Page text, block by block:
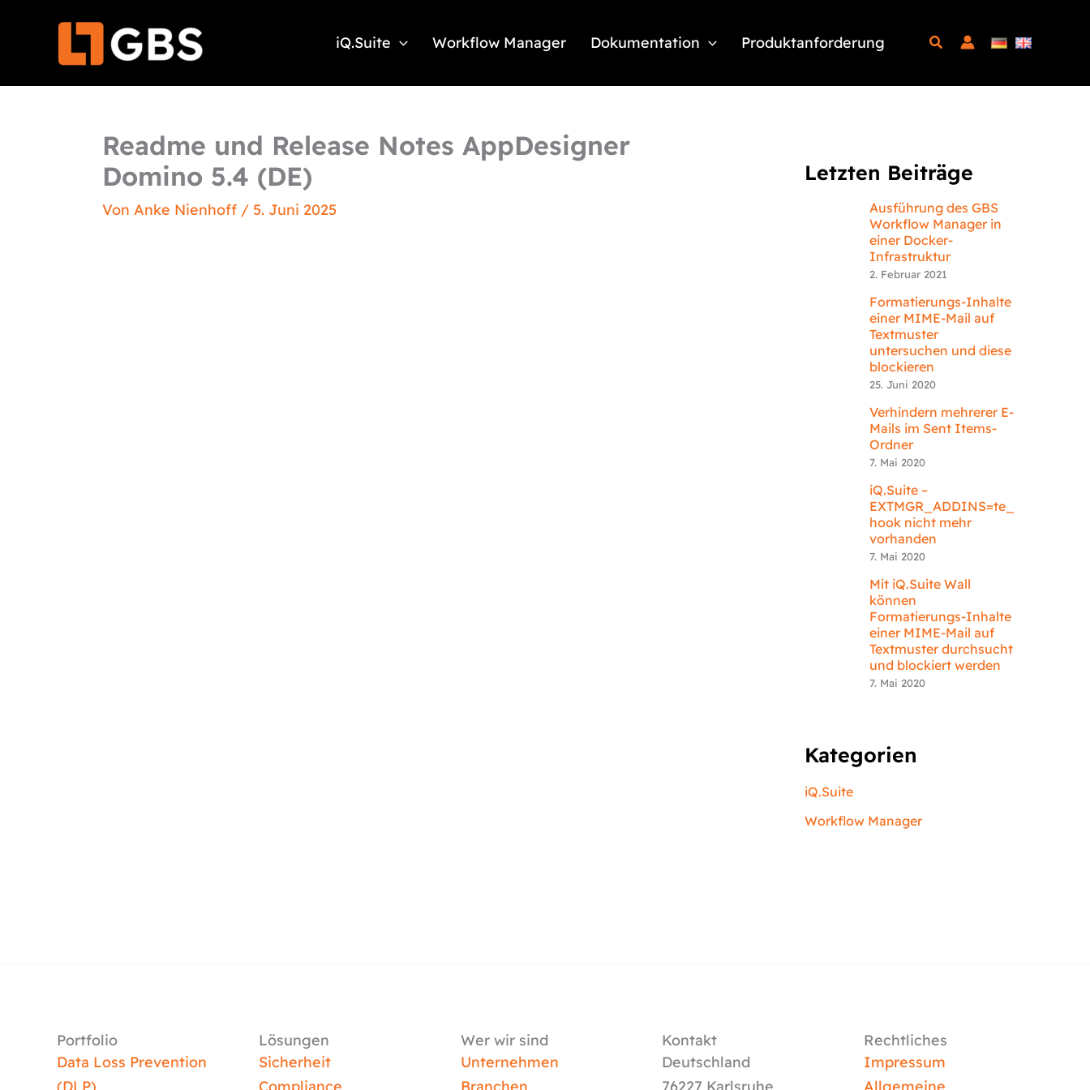
springen
iQ.Suite Workflow Manager Dokumentation Produktanforderung
Readme und Release Notes AppDesigner
Domino 5.4 (DE)
Von Anke Nienhoff / 5. Juni 2025
Letzten Beiträge
Ausführung des GBS
Workflow Manager in
einer Docker-
Infrastruktur
2. Februar 2021
Formatierungs-Inhalte
einer MIME-Mail auf
Textmuster
untersuchen und diese
blockieren
25. Juni 2020
Verhindern mehrerer E-
Mails im Sent Items-
Ordner
7. Mai 2020
iQ.Suite –
EXTMGR_ADDINS=te_
hook nicht mehr
vorhanden
7. Mai 2020
Mit iQ.Suite Wall
können
Formatierungs-Inhalte
einer MIME-Mail auf
Textmuster durchsucht
und blockiert werden
7. Mai 2020
Kategorien
iQ.Suite
Workflow Manager
Portfolio
Data Loss Prevention
Lösungen
Sicherheit
Wer wir sind
Unternehmen
Kontakt
Deutschland
Rechtliches
Impressum